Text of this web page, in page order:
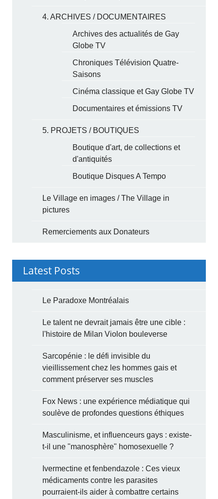
4. ARCHIVES / DOCUMENTAIRES
Archives des actualités de Gay
Globe TV
Chroniques Télévision Quatre-
Saisons
Cinéma classique et Gay Globe TV
Documentaires et émissions TV
5. PROJETS / BOUTIQUES
Boutique d'art, de collections et
d'antiquités
Boutique Disques A Tempo
Le Village en images / The Village in
pictures
Remerciements aux Donateurs
Latest Posts
Le Paradoxe Montréalais
Le talent ne devrait jamais être une cible :
l'histoire de Milan Violon bouleverse
Sarcopénie : le défi invisible du
vieillissement chez les hommes gais et
comment préserver ses muscles
Fox News : une expérience médiatique qui
soulève de profondes questions éthiques
Masculinisme, et influenceurs gays : existe-
t-il une "manosphère" homosexuelle ?
Ivermectine et fenbendazole : Ces vieux
médicaments contre les parasites
pourraient-ils aider à combattre certains